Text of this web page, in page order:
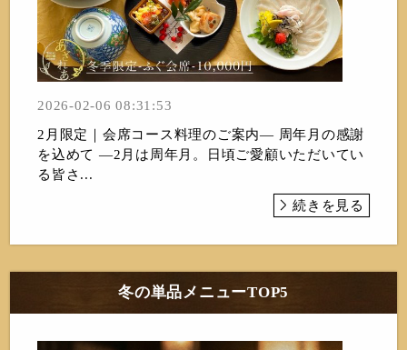
2026-02-06 08:31:53
2月限定｜会席コース料理のご案内― 周年月の感謝
を込めて ―2月は周年月。日頃ご愛顧いただいてい
る皆さ...
続きを見る
冬の単品メニューTOP5